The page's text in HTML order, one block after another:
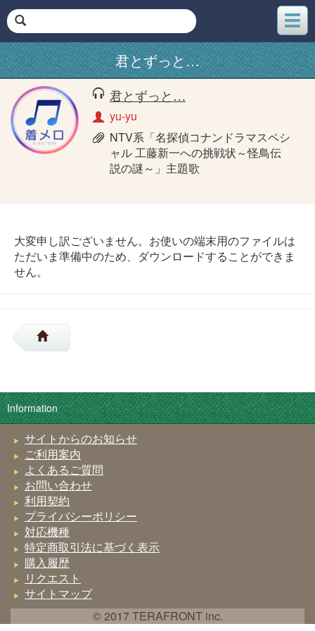
メ
ニ
ュ
ー
君とずっと…
君とずっと…
yu-yu
NTV系「名探偵コナンドラマスペシ
ャル 工藤新一への挑戦状～怪鳥伝
説の謎～」主題歌
大変申し訳ございません。お使いの端末用のファイルは
ただいま準備中のため、ダウンロードすることができま
せん。
Information
サイトからのお知らせ
ご利用案内
よくあるご質問
お問い合わせ
利用契約
プライバシーポリシー
対応機種
特定商取引法に基づく表示
購入履歴
リクエスト
サイトマップ
© 2017 TERAFRONT inc.